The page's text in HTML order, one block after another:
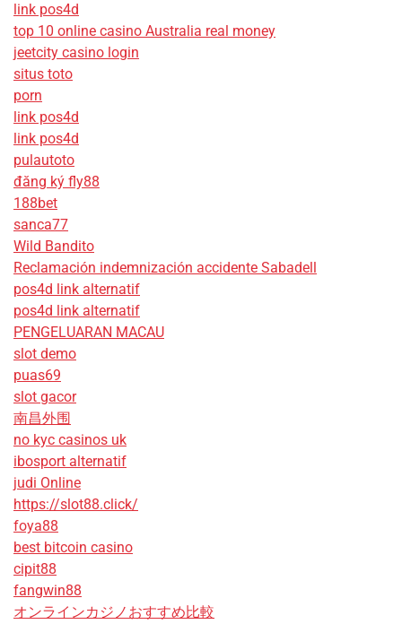
link pos4d
top 10 online casino Australia real money
jeetcity casino login
situs toto
porn
link pos4d
link pos4d
pulautoto
đăng ký fly88
188bet
sanca77
Wild Bandito
Reclamación indemnización accidente Sabadell
pos4d link alternatif
pos4d link alternatif
PENGELUARAN MACAU
slot demo
puas69
slot gacor
南昌外围
no kyc casinos uk
ibosport alternatif
judi Online
https://slot88.click/
foya88
best bitcoin casino
cipit88
fangwin88
オンラインカジノおすすめ比較